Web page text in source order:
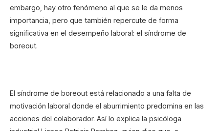
embargo, hay otro fenómeno al que se le da menos
importancia, pero que también repercute de forma
significativa en el desempeño laboral: el síndrome de
boreout.
El síndrome de boreout está relacionado a una falta de
motivación laboral donde el aburrimiento predomina en las
acciones del colaborador. Así lo explica la psicóloga